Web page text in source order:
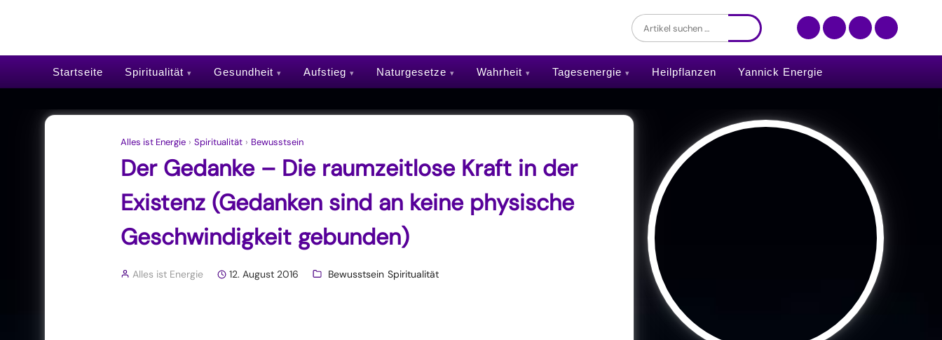
Startseite Spiritualität Gesundheit Aufstieg Naturgesetze Wahrheit Tagesenergie Heilpflanzen Yannick Energie
Alles ist Energie › Spiritualität › Bewusstsein
Der Gedanke – Die raumzeitlose Kraft in der
Existenz (Gedanken sind an keine physische
Geschwindigkeit gebunden)
Alles ist Energie 12. August 2016 Bewusstsein Spiritualität